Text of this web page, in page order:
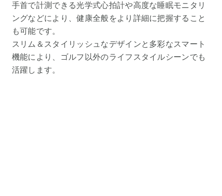
手首で計測できる光学式心拍計や高度な睡眠モニタリ
ングなどにより、健康全般をより詳細に把握すること
も可能です。
スリム＆スタイリッシュなデザインと多彩なスマート
機能により、ゴルフ以外のライフスタイルシーンでも
活躍します。